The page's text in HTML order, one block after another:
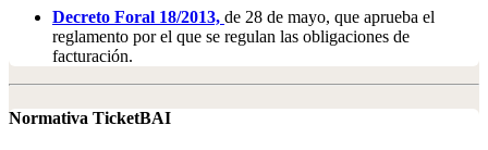
Decreto Foral 18/2013, de 28 de mayo, que aprueba el
reglamento por el que se regulan las obligaciones de
facturación.
Normativa TicketBAI